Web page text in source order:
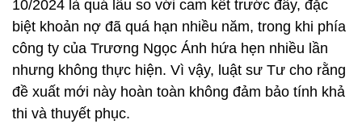
10/2024 là quá lâu so với cam kết trước đây, đặc
biệt khoản nợ đã quá hạn nhiều năm, trong khi phía
công ty của Trương Ngọc Ánh hứa hẹn nhiều lần
nhưng không thực hiện. Vì vậy, luật sư Tư cho rằng
đề xuất mới này hoàn toàn không đảm bảo tính khả
thi và thuyết phục.